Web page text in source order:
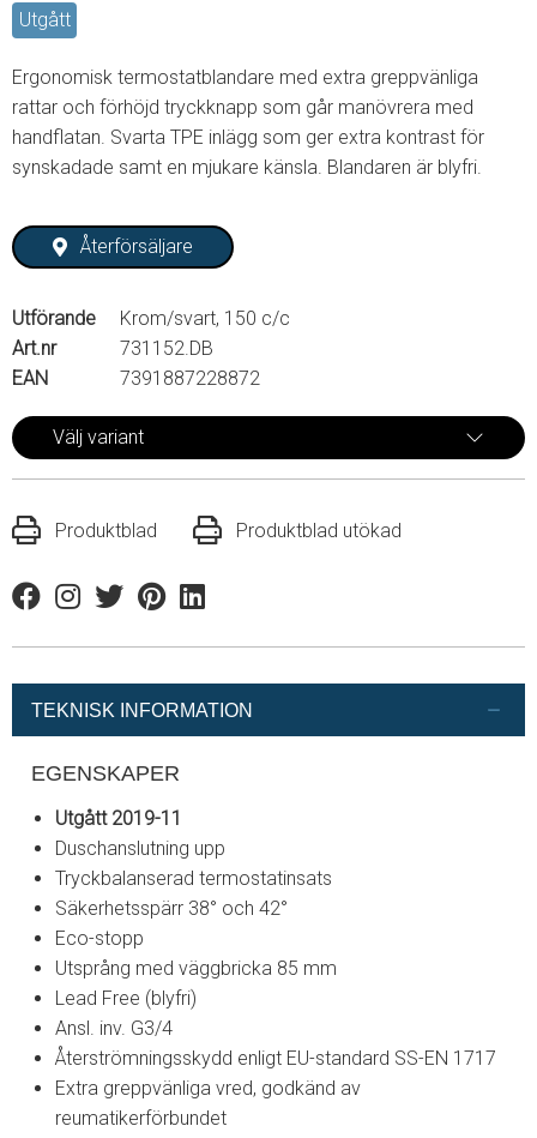
Utgått
Ergonomisk termostatblandare med extra greppvänliga
rattar och förhöjd tryckknapp som går manövrera med
handflatan. Svarta TPE inlägg som ger extra kontrast för
synskadade samt en mjukare känsla. Blandaren är blyfri.
Återförsäljare
Utförande
Krom/svart, 150 c/c
Art.nr
731152.DB
EAN
7391887228872
Välj variant
Produktblad Produktblad utökad
FacebookInstagram
TwitterPinterestLinkedin
TEKNISK INFORMATION
EGENSKAPER
Utgått 2019-11
Duschanslutning upp
Tryckbalanserad termostatinsats
Säkerhetsspärr 38° och 42°
Eco-stopp
Utsprång med väggbricka 85 mm
Lead Free (blyfri)
Ansl. inv. G3/4
Återströmningsskydd enligt EU-standard SS-EN 1717
Extra greppvänliga vred, godkänd av
reumatikerförbundet